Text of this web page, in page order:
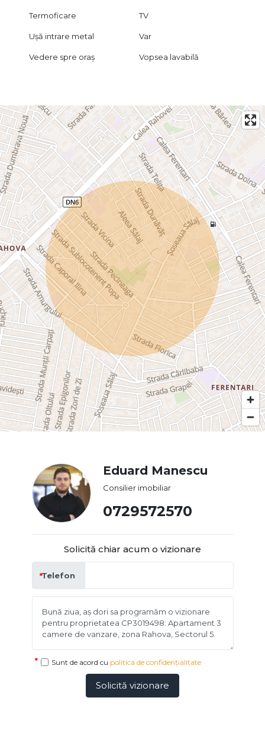
Termoficare TV
Ușă intrare metal Var
Vedere spre oraș Vopsea lavabilă
Eduard Manescu
Consilier imobiliar
0729572570
Solicită chiar acum o vizionare
Telefon
Sunt de acord cu politica de confidențialitate
Solicită vizionare